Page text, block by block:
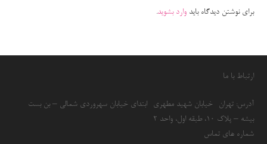
برای نوشتن دیدگاه بایدوارد بشوید.
ارتباط با ما
آدرس: تهران- خیابان شهید مطهری- ابتدای خیابان سهروردی شمالی – بن بست
بیشه – پلاک 10، طبقه اول، واحد 2
شماره های تماس